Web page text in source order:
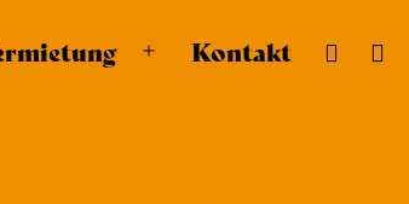
MenüKontakt